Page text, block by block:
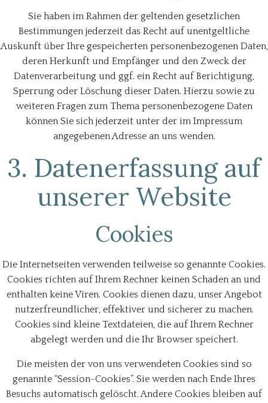
Sie haben im Rahmen der geltenden gesetzlichen
Bestimmungen jederzeit das Recht auf unentgeltliche
Auskunft über Ihre gespeicherten personenbezogenen Daten,
deren Herkunft und Empfänger und den Zweck der
Datenverarbeitung und ggf. ein Recht auf Berichtigung,
Sperrung oder Löschung dieser Daten. Hierzu sowie zu
weiteren Fragen zum Thema personenbezogene Daten
können Sie sich jederzeit unter der im Impressum
angegebenen Adresse an uns wenden.
3. Datenerfassung auf
unserer Website
Cookies
Die Internetseiten verwenden teilweise so genannte Cookies.
Cookies richten auf Ihrem Rechner keinen Schaden an und
enthalten keine Viren. Cookies dienen dazu, unser Angebot
nutzerfreundlicher, effektiver und sicherer zu machen.
Cookies sind kleine Textdateien, die auf Ihrem Rechner
abgelegt werden und die Ihr Browser speichert.
Die meisten der von uns verwendeten Cookies sind so
genannte “Session-Cookies”. Sie werden nach Ende Ihres
Besuchs automatisch gelöscht. Andere Cookies bleiben auf